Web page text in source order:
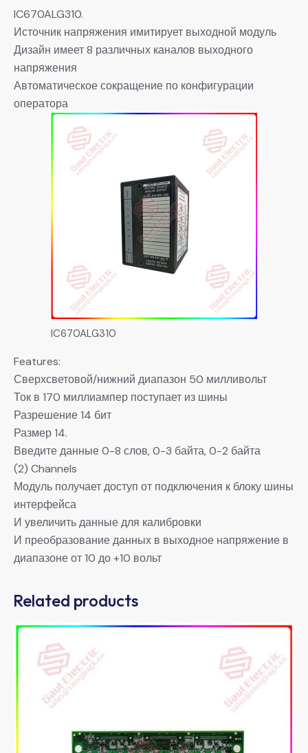
IC670ALG310.
Источник напряжения имитирует выходной модуль
Дизайн имеет 8 различных каналов выходного
напряжения
Автоматическое сокращение по конфигурации
оператора
IC670ALG310
Features:
Сверхсветовой/нижний диапазон 50 милливольт
Ток в 170 миллиампер поступает из шины
Разрешение 14 бит
Размер 14.
Введите данные 0-8 слов, 0-3 байта, 0-2 байта
(2) Channels
Модуль получает доступ от подключения к блоку шины
интерфейса
И увеличить данные для калибровки
И преобразование данных в выходное напряжение в
диапазоне от 10 до +10 вольт
Related products